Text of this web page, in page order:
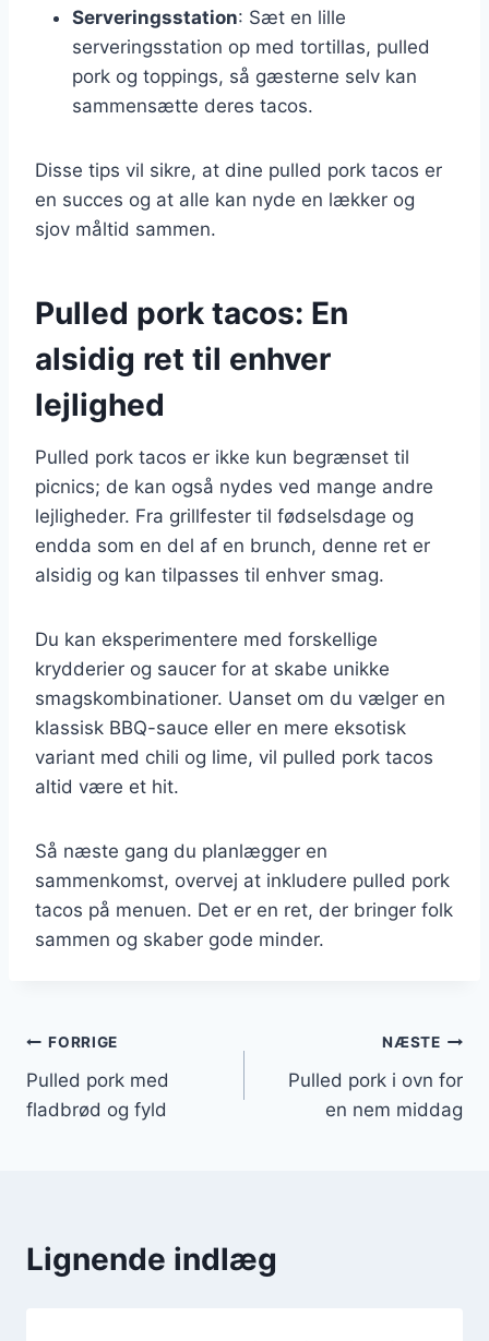
Serveringsstation: Sæt en lille
serveringsstation op med tortillas, pulled
pork og toppings, så gæsterne selv kan
sammensætte deres tacos.
Disse tips vil sikre, at dine pulled pork tacos er
en succes og at alle kan nyde en lækker og
sjov måltid sammen.
Pulled pork tacos: En
alsidig ret til enhver
lejlighed
Pulled pork tacos er ikke kun begrænset til
picnics; de kan også nydes ved mange andre
lejligheder. Fra grillfester til fødselsdage og
endda som en del af en brunch, denne ret er
alsidig og kan tilpasses til enhver smag.
Du kan eksperimentere med forskellige
krydderier og saucer for at skabe unikke
smagskombinationer. Uanset om du vælger en
klassisk BBQ-sauce eller en mere eksotisk
variant med chili og lime, vil pulled pork tacos
altid være et hit.
Så næste gang du planlægger en
sammenkomst, overvej at inkludere pulled pork
tacos på menuen. Det er en ret, der bringer folk
sammen og skaber gode minder.
Indlægsnavigation
FORRIGE
Pulled pork med
fladbrød og fyld
NÆSTE
Pulled pork i ovn for
en nem middag
Lignende indlæg